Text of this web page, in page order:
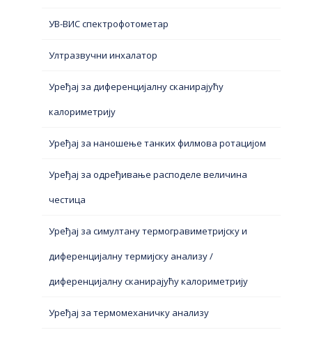
УВ-ВИС спектрофотометар
Ултразвучни инхалатор
Уређај за диференцијалну сканирајућу
калориметрију
Уређај за наношење танких филмова ротацијом
Уређај за одређивање расподеле величина
честица
Уређај за симултану термогравиметријску и
диференцијалну термијску анализу /
диференцијалну сканирајућу калориметрију
Уређај за термомеханичку анализу